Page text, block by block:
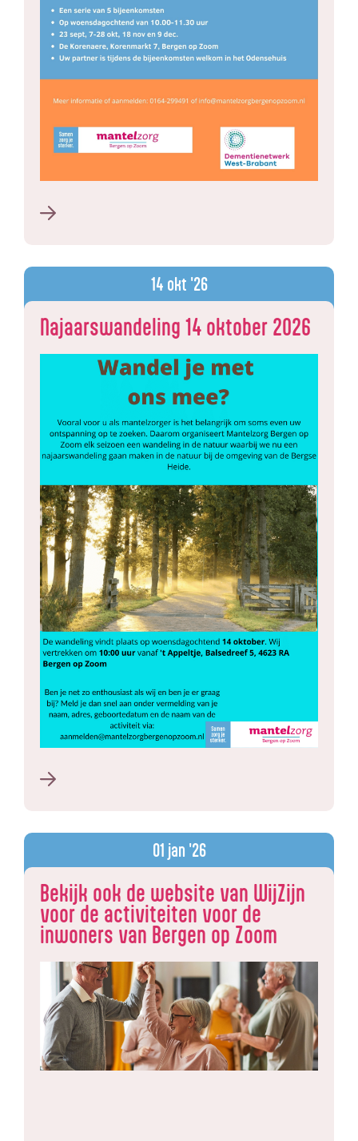
14 okt '26
Najaarswandeling 14 oktober 2026
01 jan '26
Bekijk ook de website van WijZijn
voor de activiteiten voor de
inwoners van Bergen op Zoom